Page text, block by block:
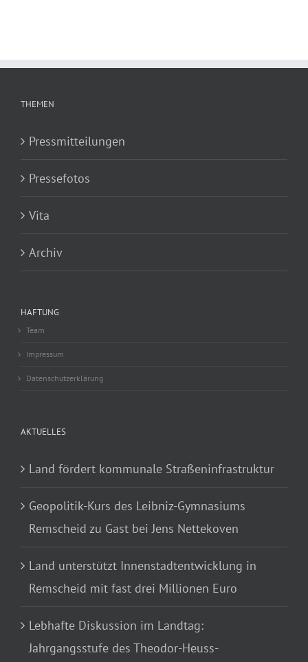
THEMEN
Pressmitteilungen
Pressefotos
Vita
Archiv
HAFTUNG
Team
Impressum
Datenschutzerklärung
AKTUELLES
Land fördert kommunale Straßeninfrastruktur
Geopolitik-Kurs des Leibniz-Gymnasiums
Remscheid zu Gast bei Jens Nettekoven
Land unterstützt Innenstadtentwicklung in
Remscheid mit fast drei Millionen Euro
Lebhafte Diskussion im Landtag:
Jahrgangsstufe des Theodor-Heuss-